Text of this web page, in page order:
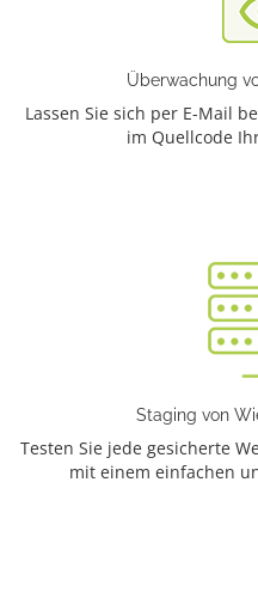
Überwachung
Lassen Sie sich per E-Mail
im Quellcode
Staging von
Testen Sie jede gesicherte
mit einem einfachen